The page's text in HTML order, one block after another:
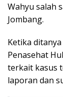
Wahyu salah
Jombang.
Ketika
Penasehat
terkait kasus
laporan dan